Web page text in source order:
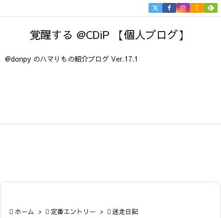
覚醒する @CDiP 【個人ブログ】
@donpy のハマりもの紹介ブログ Ver.17.1


 ホーム >  定番エントリー >  迷走日記